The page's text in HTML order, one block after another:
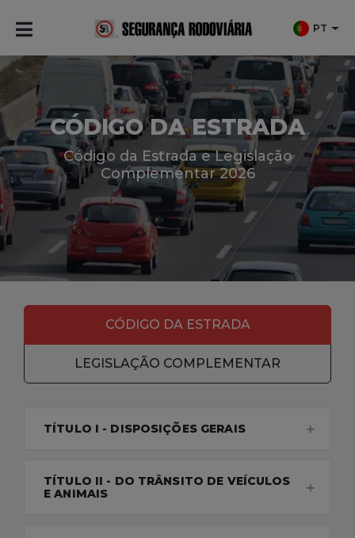
PT
CÓDIGO DA ESTRADA
Código da Estrada e Legislação
Complementar 2026
CÓDIGO DA ESTRADA
LEGISLAÇÃO COMPLEMENTAR
TÍTULO I - DISPOSIÇÕES GERAIS
TÍTULO II - DO TRÂNSITO DE VEÍCULOS
E ANIMAIS